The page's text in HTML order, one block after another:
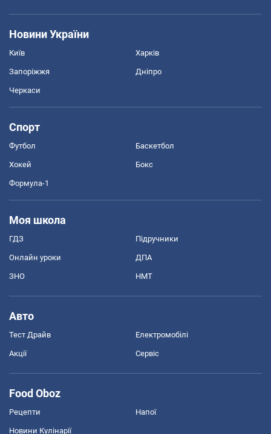
Новини України
Київ Харків
Запоріжжя Дніпро
Черкаси
Спорт
Футбол Баскетбол
Хокей Бокс
Формула-1
Моя школа
ГДЗ Підручники
Онлайн уроки ДПА
ЗНО НМТ
Авто
Тест Драйв Електромобілі
Акції Сервіс
Food Oboz
Рецепти Напої
Новини Кулінарії